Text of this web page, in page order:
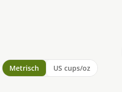
Metrisch US cups/oz